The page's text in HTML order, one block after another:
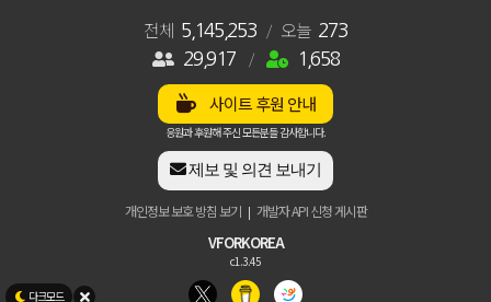
건의 주요 청원이 진행중입니다. [청원확인하기]
자유게시판 - 방해 하지마~
입법/청원 - 🚨 국회 입법예정법안 관련 긴급공지[4]
전체 5,145,253 /오늘 273
29,917
/ 1,658
사이트 후원 안내
응원과 후원해 주신 모든분들 감사합니다.
제보 및 의견 보내기
개인정보 보호 방침 보기 | 개발자 API 신청 게시판
VFORKOREA
c1.3.45